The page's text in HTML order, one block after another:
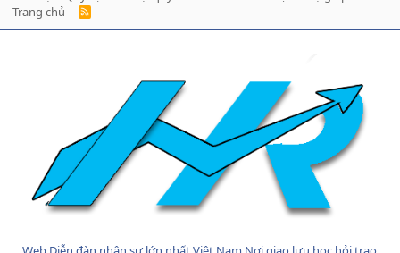
Trang chủ
R